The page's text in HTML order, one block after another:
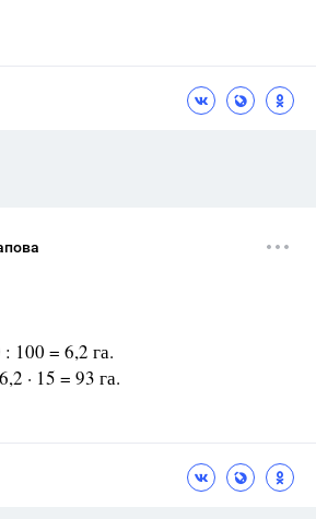
100 = 6,2 га.
· 15 = 93 га.